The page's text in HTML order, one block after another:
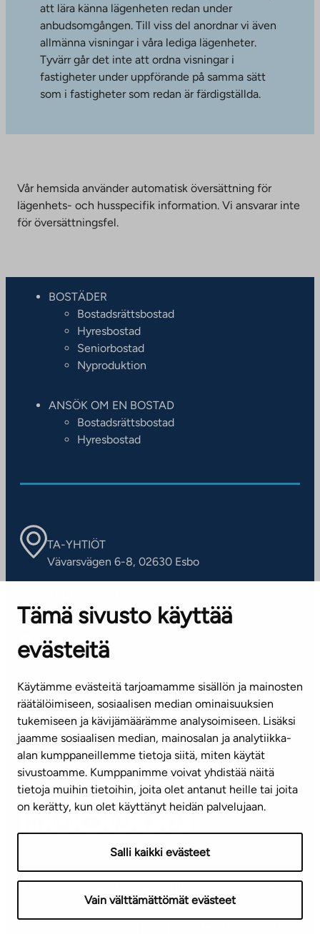
Tämä sivusto käyttää
evästeitä
Käytämme evästeitä tarjoamamme sisällön ja mainosten
räätälöimiseen, sosiaalisen median ominaisuuksien
tukemiseen ja kävijämäärämme analysoimiseen. Lisäksi
jaamme sosiaalisen median, mainosalan ja analytiikka-
alan kumppaneillemme tietoja siitä, miten käytät
sivustoamme. Kumppanimme voivat yhdistää näitä
tietoja muihin tietoihin, joita olet antanut heille tai joita
on kerätty, kun olet käyttänyt heidän palvelujaan.
Salli kaikki evästeet
Vain välttämättömät evästeet
att lära känna lägenheten redan under
anbudsomgången. Till viss del anordnar vi även
allmänna visningar i våra lediga lägenheter.
Tyvärr går det inte att ordna visningar i
fastigheter under uppförande på samma sätt
som i fastigheter som redan är färdigställda.
Vår hemsida använder automatisk översättning för
lägenhets- och husspecifik information. Vi ansvarar inte
för översättningsfel.
BOSTÄDER
Bostadsrättsbostad
Hyresbostad
Seniorbostad
Nyproduktion
ANSÖK OM EN BOSTAD
Bostadsrättsbostad
Hyresbostad
TA-YHTIÖT
Vävarsvägen 6-8, 02630 Esbo
Kontaktinformation
KUNDSERVICE
(vardagar kl. 8–16)
info@ta.fi
Nyhetsbrev (på finska)